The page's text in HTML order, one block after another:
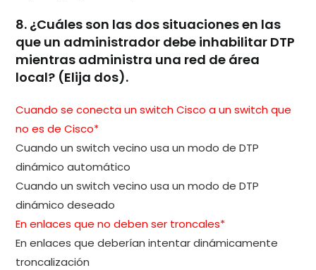
8. ¿Cuáles son las dos situaciones en las
que un administrador debe inhabilitar DTP
mientras administra una red de área
local? (Elija dos).
Cuando se conecta un switch Cisco a un switch que
no es de Cisco*
Cuando un switch vecino usa un modo de DTP
dinámico automático
Cuando un switch vecino usa un modo de DTP
dinámico deseado
En enlaces que no deben ser troncales*
En enlaces que deberían intentar dinámicamente
troncalización